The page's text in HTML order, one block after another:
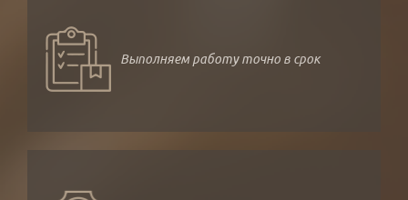
Выполняем работу точно в срок